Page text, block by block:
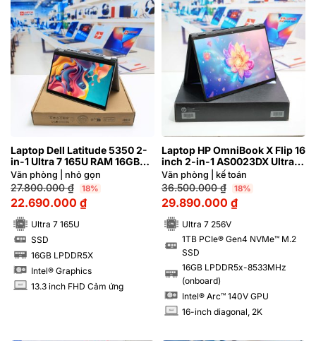
Laptop Dell Latitude 5350 2-
in-1 Ultra 7 165U RAM 16GB
FHD Cảm ứng lật xoay 360 độ
| Hàng xách tay 99%
Văn phòng | nhỏ gọn
27.800.000₫ 18%
22.690.000 ₫
Ultra 7 165U
SSD SSD
16GB LPDDR5X
Intel® Graphics
INCH 13.3 inch FHD Cảm ứng
Laptop HP OmniBook X Flip 16
inch 2-in-1 AS0023DX Ultra 7
256V RAM 16GB M2.SSD 1TB
2K
Văn phòng | kế toán
36.500.000₫ 18%
29.890.000 ₫
Ultra 7 256V
SSD
1TB PCIe® Gen4 NVMe™ M.2
SSD
16GB LPDDR5x-8533MHz
(onboard)
Intel® Arc™ 140V GPU
INCH 16-inch diagonal, 2K